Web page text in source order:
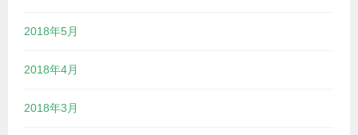
2018年5月
2018年4月
2018年3月